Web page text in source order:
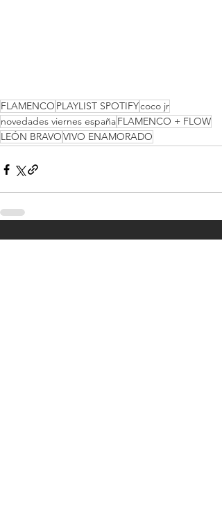
FLAMENCO PLAYLIST SPOTIFYcoco jr
novedades viernes españaFLAMENCO + FLOW
LEÓN BRAVOVIVO ENAMORADO